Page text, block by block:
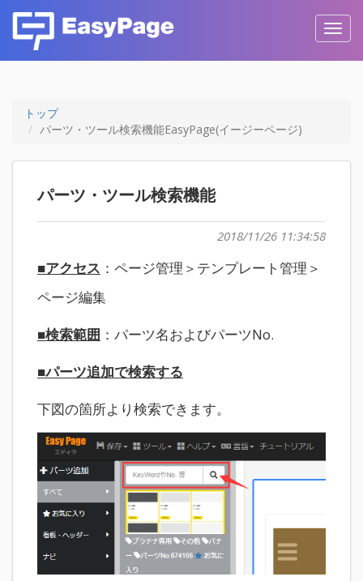
トップ
パーツ・ツール検索機能EasyPage(イージーページ)
パーツ・ツール検索機能
2018/11/26 11:34:58
■アクセス ：ページ管理＞テンプレート管理＞
ページ編集
■検索範囲 ：パーツ名およびパーツNo.
■パーツ追加で検索する
下図の箇所より検索できます。